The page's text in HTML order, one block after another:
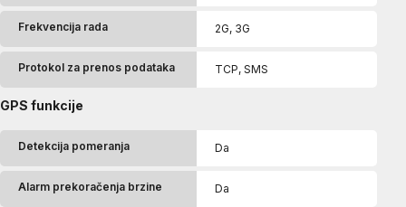
Frekvencija rada 2G, 3G
Protokol za prenos podataka TCP, SMS
GPS funkcije
Detekcija pomeranja Da
Alarm prekoračenja brzine Da